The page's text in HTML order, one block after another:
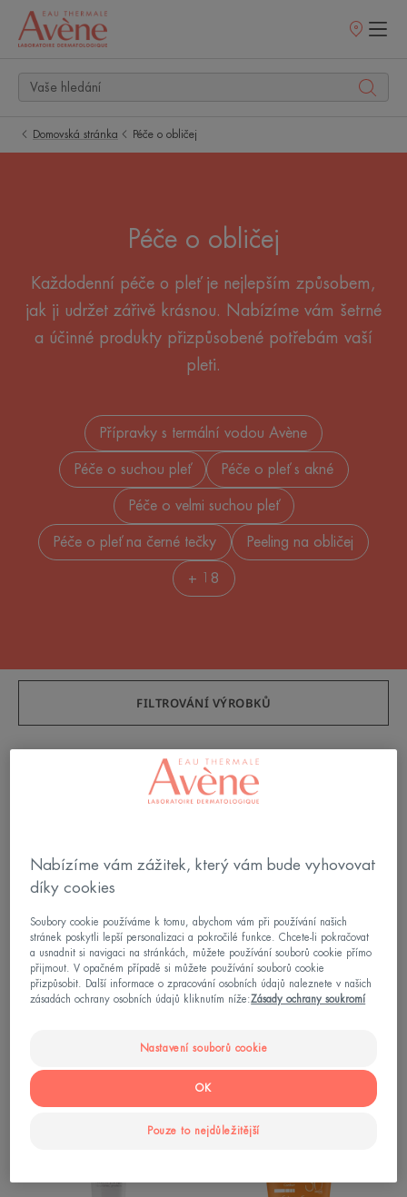
Prodejní
Domovská stránka Péče o obličej
Péče o obličej
Každodenní péče o pleť je nejlepším způsobem,
jak ji udržet zářivě krásnou. Nabízíme vám šetrné
a účinné produkty přizpůsobené potřebám vaší
pleti.
Přípravky s termální vodou Avène
Péče o suchou pleť Péče o pleť s akné
Péče o velmi suchou pleť
Péče o pleť na černé tečky Peeling na obličej
+ 18
FILTROVÁNÍ VÝROBKŮ
111 výsledky "Péče o obličej"
Revitalizační
krém
Les Essentiels
4.7
/
5
166
Les Essentiels
-
SPF
Nabízíme vám zážitek, který vám bude vyhovovat
díky cookies
Soubory cookie používáme k tomu, abychom vám při používání našich
stránek poskytli lepší personalizaci a pokročilé funkce. Chcete-li pokračovat
a usnadnit si navigaci na stránkách, můžete používání souborů cookie přímo
přijmout. V opačném případě si můžete používání souborů cookie
přizpůsobit. Další informace o zpracování osobních údajů naleznete v našich
zásadách ochrany osobních údajů kliknutím níže:Zásady ochrany soukromí
Nastavení souborů cookie
Pouze to nejdůležitější
OK